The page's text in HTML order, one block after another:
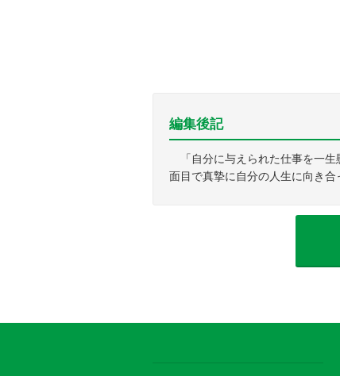
編集後記
「自分に与えられた仕事を一生
面目で真摯に自分の人生に向き合